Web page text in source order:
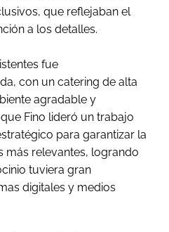
que reflejaban el
a los detalles.
fue
con un catering de alta
agradable y
Fino lideró un trabajo
para garantizar la
más relevantes, logrando
tuviera gran
digitales y medios